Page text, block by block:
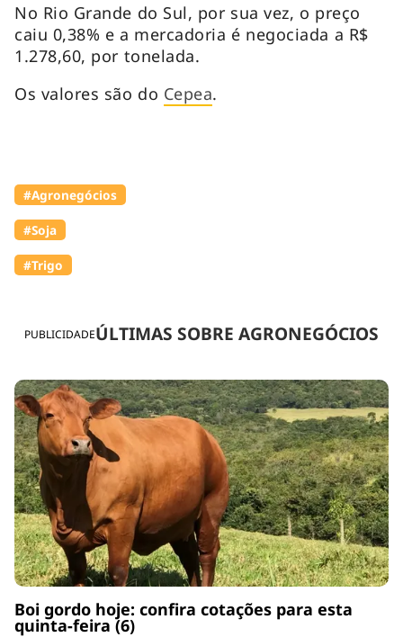
PUBLICIDADEÚLTIMAS SOBRE AGRONEGÓCIOS
Boi gordo hoje: confira cotações para esta
quinta-feira (6)
No Rio Grande do Sul, por sua vez, o preço
caiu 0,38% e a mercadoria é negociada a R$
1.278,60, por tonelada.
Os valores são do Cepea.
#Agronegócios
#Soja
#Trigo